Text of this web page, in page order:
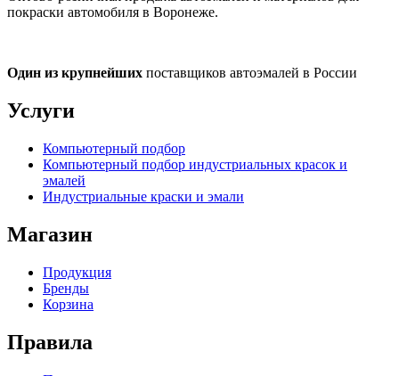
покраски автомобиля в Воронеже.
Один из крупнейших поставщиков автоэмалей в России
Услуги
Компьютерный подбор
Компьютерный подбор индустриальных красок и
эмалей
Индустриальные краски и эмали
Магазин
Продукция
Бренды
Корзина
Правила